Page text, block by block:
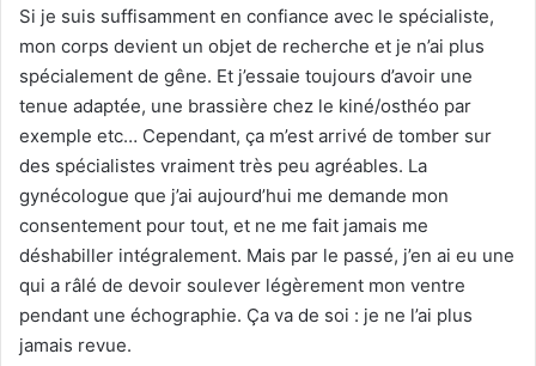
Si je suis suffisamment en confiance avec le spécialiste,
mon corps devient un objet de recherche et je n’ai plus
spécialement de gêne. Et j’essaie toujours d’avoir une
tenue adaptée, une brassière chez le kiné/osthéo par
exemple etc… Cependant, ça m’est arrivé de tomber sur
des spécialistes vraiment très peu agréables. La
gynécologue que j’ai aujourd’hui me demande mon
consentement pour tout, et ne me fait jamais me
déshabiller intégralement. Mais par le passé, j’en ai eu une
qui a râlé de devoir soulever légèrement mon ventre
pendant une échographie. Ça va de soi : je ne l’ai plus
jamais revue.